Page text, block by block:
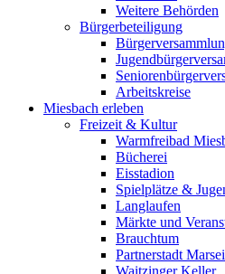
Weitere Behörden
Bürgerbeteiligung
Arbeitskreise
Miesbach erleben
Freizeit & Kultur
Warmfreibad
Bücherei
Eisstadion
Spielplätze &
Langlaufen
Märkte und
Brauchtum
Partnerstadt
Waitzinger Keller